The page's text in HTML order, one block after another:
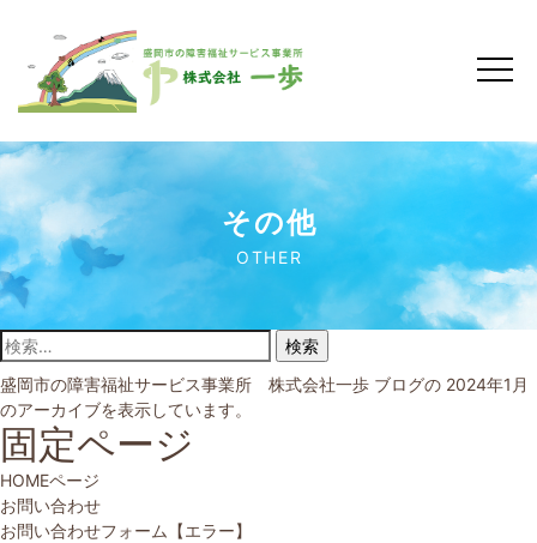
その他
OTHER
検索:
盛岡市の障害福祉サービス事業所 株式会社一歩 ブログの 2024年1月
のアーカイブを表示しています。
固定ページ
HOMEページ
お問い合わせ
お問い合わせフォーム【エラー】